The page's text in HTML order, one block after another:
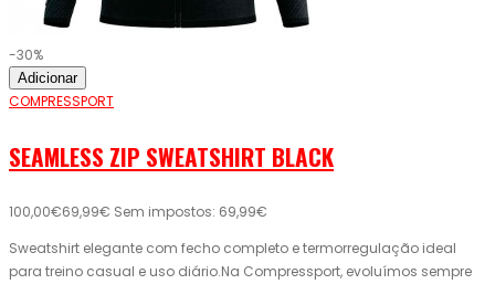
-30%
Adicionar
COMPRESSPORT
SEAMLESS ZIP SWEATSHIRT BLACK
100,00€69,99€ Sem impostos: 69,99€
Sweatshirt elegante com fecho completo e termorregulação ideal
para treino casual e uso diário.Na Compressport, evoluímos sempre